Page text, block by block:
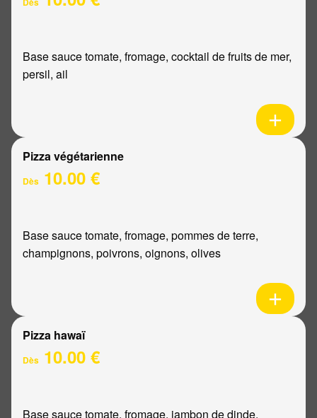
Base sauce tomate, fromage, cocktail de fruits de mer,
persil, ail
Pizza végétarienne
Dès 10.00 €
Base sauce tomate, fromage, pommes de terre,
champignons, poivrons, oignons, olives
Pizza hawaï
Dès 10.00 €
Base sauce tomate, fromage, jambon de dinde,